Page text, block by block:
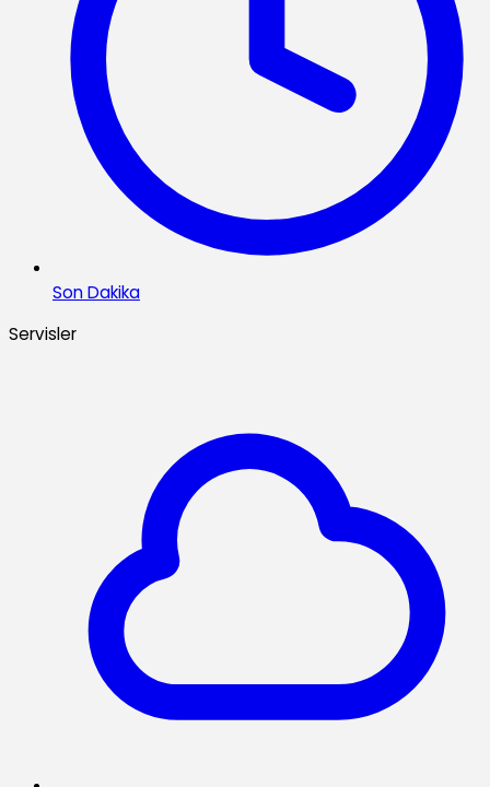
Son Dakika
Servisler